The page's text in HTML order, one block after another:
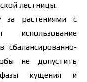
лестницы.
за растениями с
сбалансированно-
не допустить
фазы кущения и
доставки. Для